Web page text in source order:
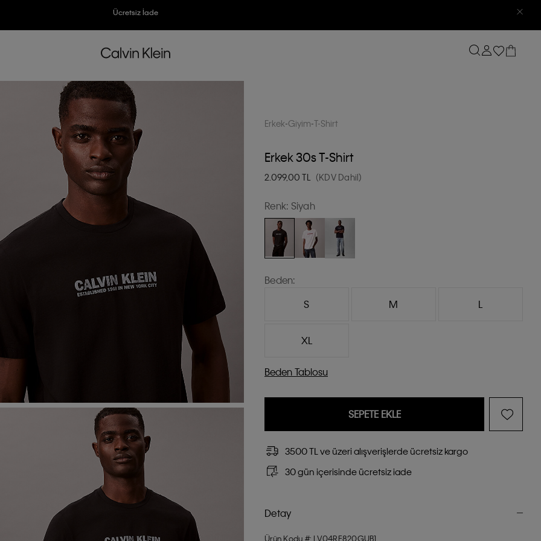
3500 TL Üzeri Ücretsiz Kargo
7500 TL Ve Üzeri Alışverişlerinizde 6 Taksit İmkanı
Erkek Giyim T-Shirt
Erkek 30s T-Shirt
2.099,00 TL (KDV Dahil)
Renk: Siyah
Beden:
S
M L
XL
Beden Tablosu
SEPETE EKLE
3500 TL ve üzeri alışverişlerde ücretsiz kargo
30 gün içerisinde ücretsiz iade
Detay
Ürün Kodu #: LV04RE820GUB1